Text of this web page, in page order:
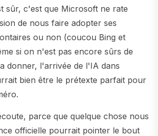
sûr, c'est que Microsoft ne rate
de nous faire adopter ses
ou non (coucou Bing et
si on n'est pas encore sûrs de
donner, l'arrivée de l'IA dans
bien être le prétexte parfait pour
parce que quelque chose nous
officielle pourrait pointer le bout